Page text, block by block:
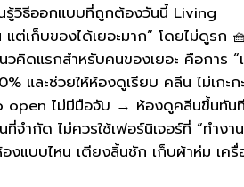
รู้วิธีออกแบบที่ถูกต้องวันนี้ Living
เก็บของได้เยอะมาก” โดยไม่ดูรก
ดแรกสำหรับคนของเยอะ คือการ “
และช่วยให้ห้องดูเรียบ คลีน ไม่เกะก
open ไม่มีมือจับ → ห้องดูคลีนขึ้นทัน
ำกัด ไม่ควรใช้เฟอร์นิเจอร์ที่ “ทำงาน
องแบบไหน เตียงลิ้นชัก เก็บผ้าห่ม เครื่